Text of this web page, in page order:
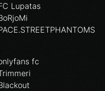
Lupatas
fc